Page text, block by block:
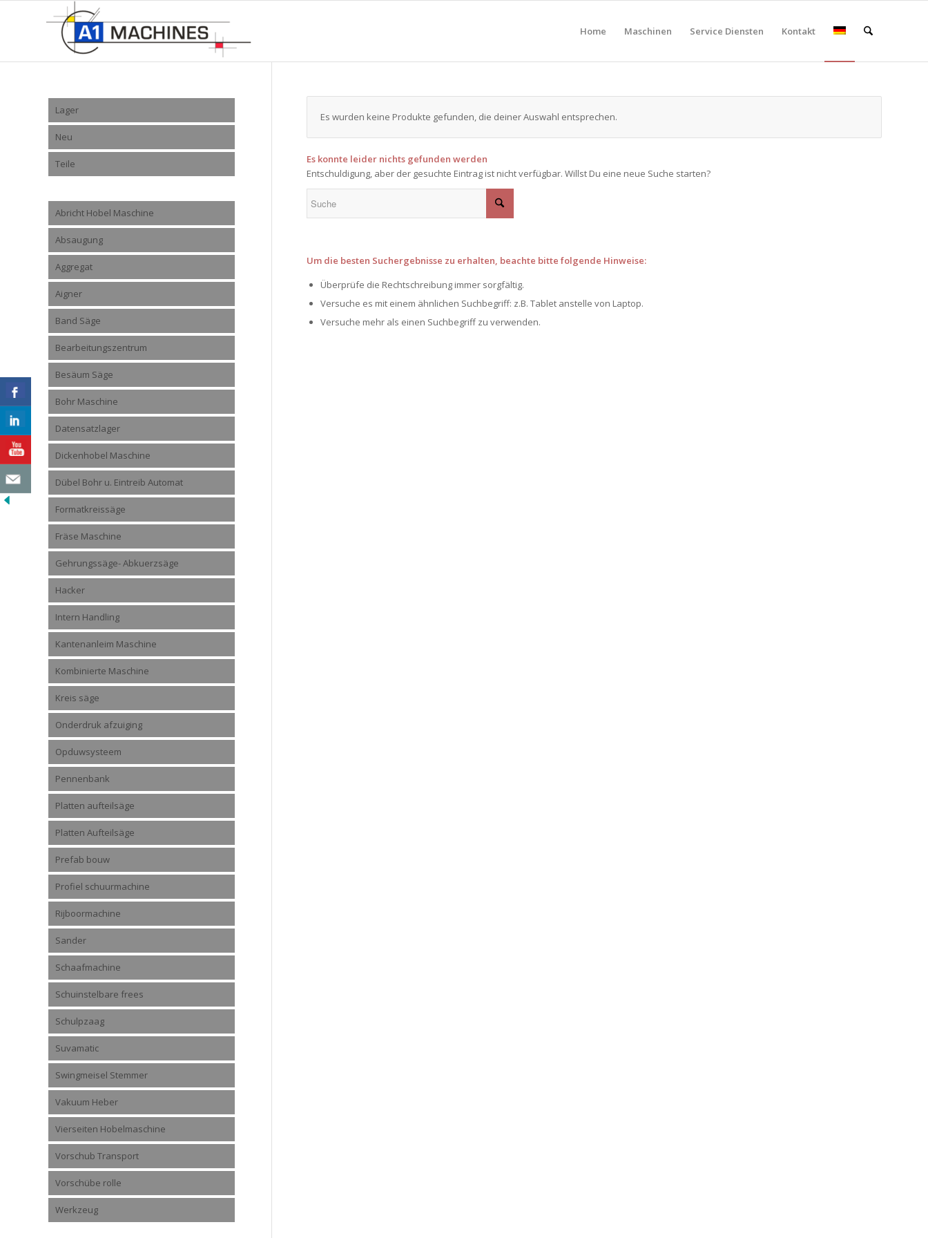
Home Maschinen Service Diensten Kontakt
Es wurden keine Produkte gefunden, die deiner Auswahl entsprechen.
Es konnte leider nichts gefunden werden
Entschuldigung, aber der gesuchte Eintrag ist nicht verfügbar. Willst Du eine neue Suche starten?
Um die besten Suchergebnisse zu erhalten, beachte bitte folgende Hinweise:
Überprüfe die Rechtschreibung immer sorgfältig.
Versuche es mit einem ähnlichen Suchbegriff: z.B. Tablet anstelle von Laptop.
Versuche mehr als einen Suchbegriff zu verwenden.
Lager
Neu
Teile
Abricht Hobel Maschine
Absaugung
Aggregat
Aigner
Band Säge
Bearbeitungszentrum
Besäum Säge
Bohr Maschine
Datensatzlager
Dickenhobel Maschine
Dübel Bohr u. Eintreib Automat
Formatkreissäge
Fräse Maschine
Gehrungssäge- Abkuerzsäge
Hacker
Intern Handling
Kantenanleim Maschine
Kombinierte Maschine
Kreis säge
Onderdruk afzuiging
Opduwsysteem
Pennenbank
Platten aufteilsäge
Platten Aufteilsäge
Prefab bouw
Profiel schuurmachine
Rijboormachine
Sander
Schaafmachine
Schuinstelbare frees
Schulpzaag
Suvamatic
Swingmeisel Stemmer
Vakuum Heber
Vierseiten Hobelmaschine
Vorschub Transport
Vorschübe rolle
Werkzeug